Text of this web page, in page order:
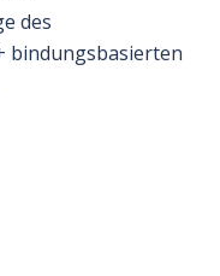
des
bindungsbasierten